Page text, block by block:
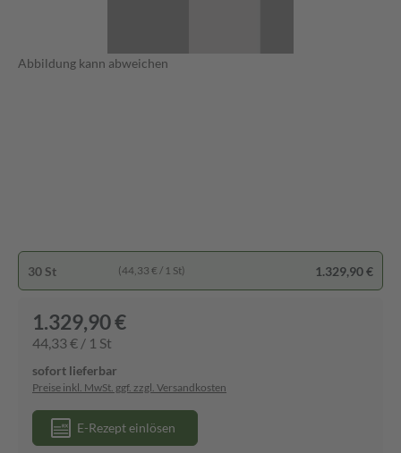
Abbildung kann abweichen
30 St (44,33 € / 1 St) 1.329,90 €
1.329,90 €
44,33 € / 1 St
sofort lieferbar
Preise inkl. MwSt. ggf. zzgl. Versandkosten
E-Rezept einlösen